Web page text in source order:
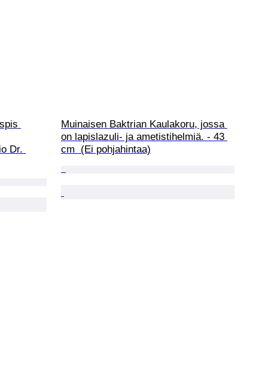
Dr.
Muinaisen Baktrian Kaulakoru, jossa
on lapislazuli- ja ametistihelmiä. - 43
cm  (Ei pohjahintaa)